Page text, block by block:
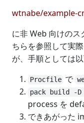
wtnabe/example-
に非 Web 向けのス
ちらを参照して実
が、手順としては
Procfile で
pack build -D
process を
できあがった